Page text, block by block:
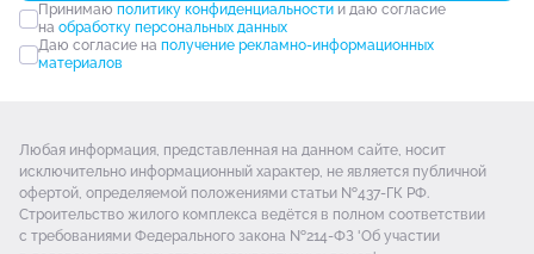
Принимаю политику конфиденциальностии даю согласие
на обработку персональных данных
Даю согласие на получение рекламно-информационных
материалов
Любая информация, представленная на данном сайте, носит
исключительно информационный характер, не является публичной
офертой, определяемой положениями статьи №437-ГК РФ.
Строительство жилого комплекса ведётся в полном соответствии
с требованиями Федерального закона №214-ФЗ 'Об участии